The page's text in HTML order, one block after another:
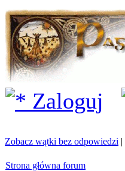
Zaloguj
Zobacz wątki bez odpowiedzi |
Strona główna forum